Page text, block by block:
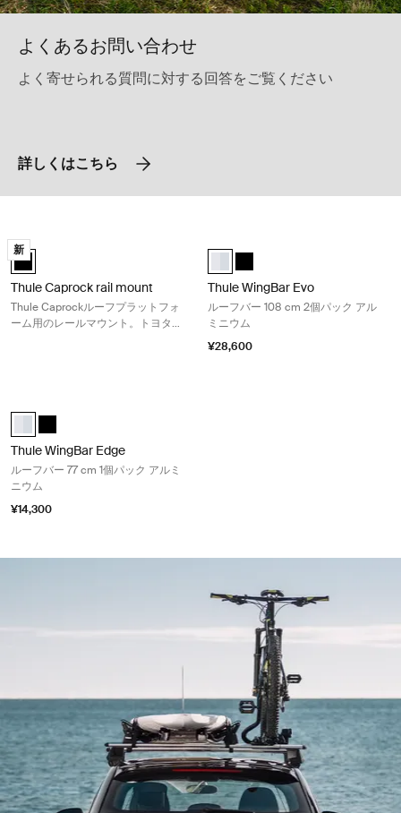
よくあるお問い合わせ
よく寄せられる質問に対する回答をご覧ください
詳しくはこちら
Thule Caprock rail mount Thule Caprockルーフプラットフォーム用の
新
Thule Caprock rail mount 黒 (selected)
Thule Caprock rail mount
Thule Caprockルーフプラットフォ
ーム用のレールマウント。トヨタラ
Thule Wingbar Evo 108 アルミニ
Thule Wingbar Evo 108 黒
Thule WingBar Evo
ルーフバー 108 cm 2個パック アル
ミニウム
¥28,600
Thule WingBar Edge 77 アルミニウム (selected)
Thule WingBar Edge 77 黒
Thule WingBar Edge
ルーフバー 77 cm 1個パック アルミ
ニウム
¥14,300